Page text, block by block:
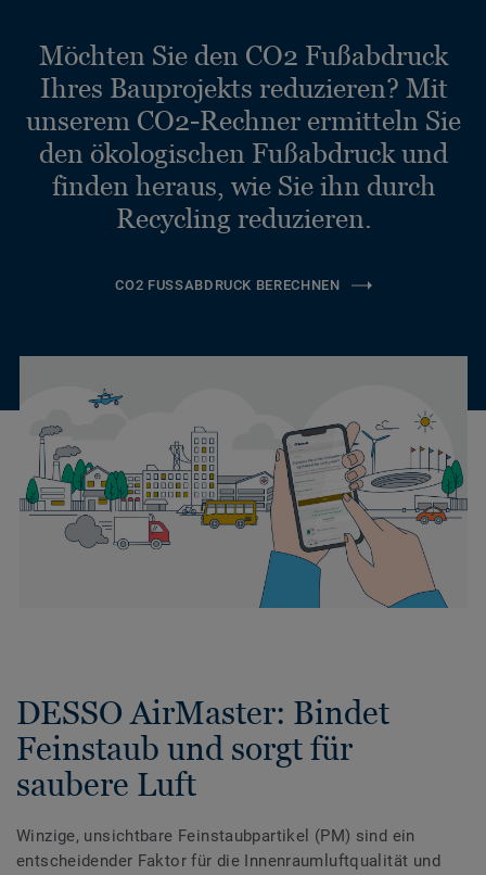
Möchten Sie den CO2 Fußabdruck
Ihres Bauprojekts reduzieren? Mit
unserem CO2-Rechner ermitteln Sie
den ökologischen Fußabdruck und
finden heraus, wie Sie ihn durch
Recycling reduzieren.
CO2 FUSSABDRUCK BERECHNEN
DESSO AirMaster: Bindet
Feinstaub und sorgt für
saubere Luft
Winzige, unsichtbare Feinstaubpartikel (PM) sind ein
entscheidender Faktor für die Innenraumluftqualität und